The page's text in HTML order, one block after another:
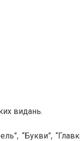
видань.
“Букви”,